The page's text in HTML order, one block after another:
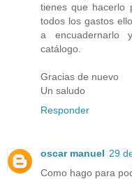
tienes que hacerlo
todos los gastos
a encuadernarlo
catálogo.
Gracias de nuevo
Un saludo
Responder
oscar manuel 29
Como hago para